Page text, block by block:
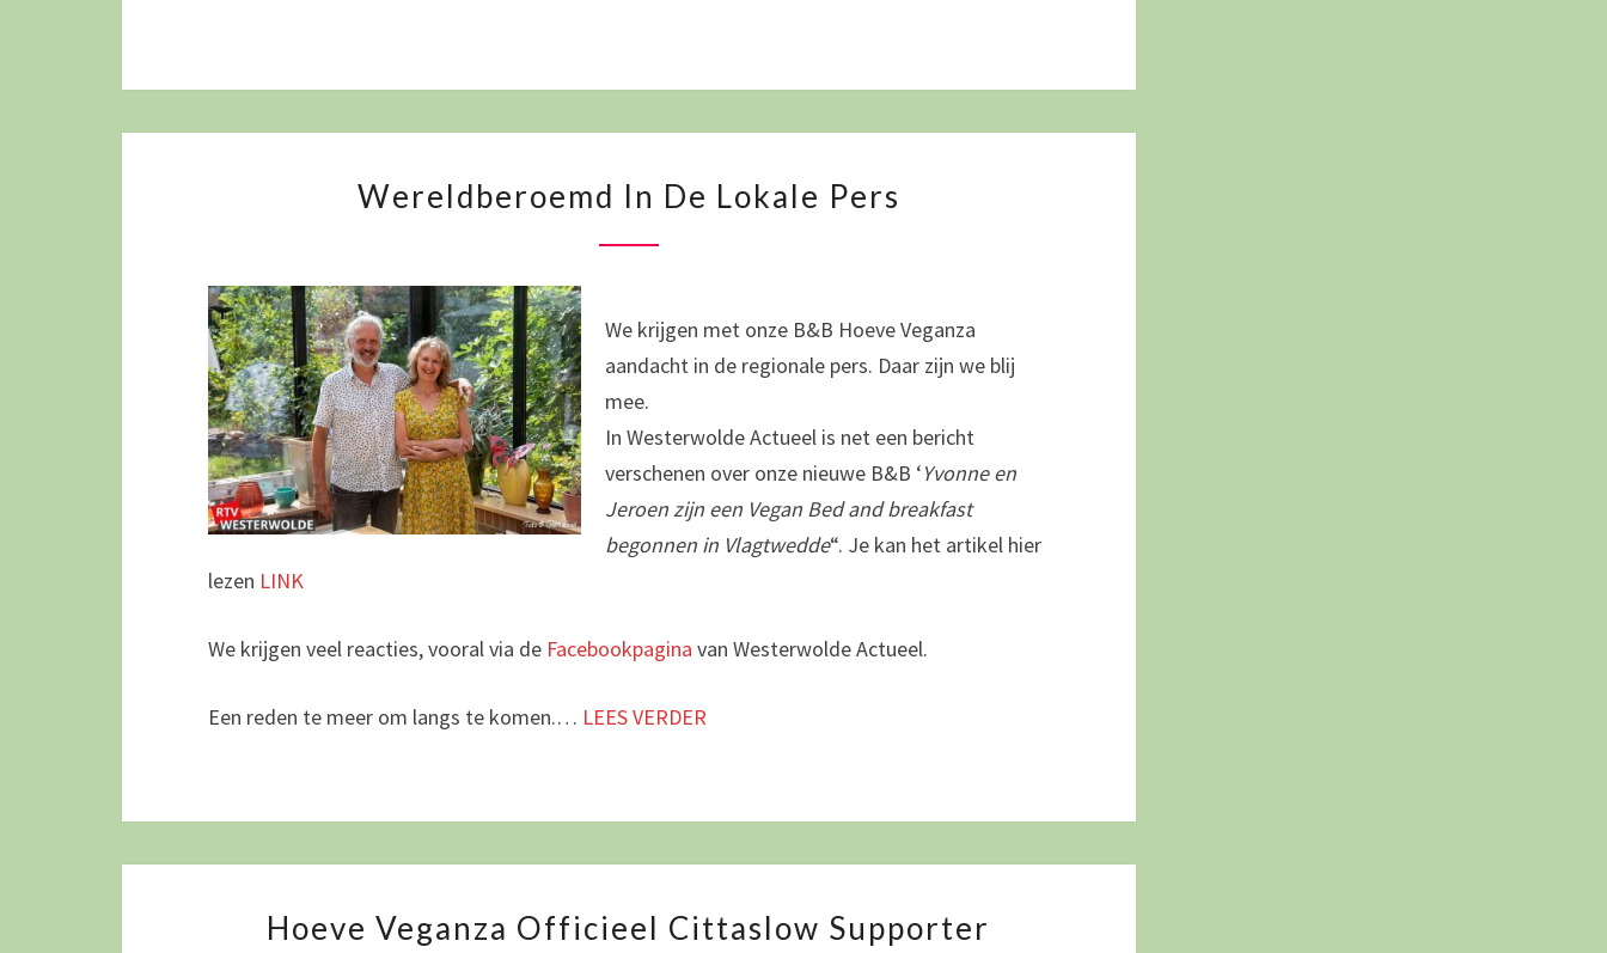
IN
DE
Wereldberoemd In De Lokale Pers
We krijgen met onze B&B Hoeve Veganza
aandacht in de regionale pers. Daar zijn we blij
mee.
In Westerwolde Actueel is net een bericht
verschenen over onze nieuwe B&B ‘Yvonne en
Jeroen zijn een Vegan Bed and breakfast
begonnen in Vlagtwedde“. Je kan het artikel hier
lezen LINK
We krijgen veel reacties, vooral via de Facebookpagina van Westerwolde Actueel.
Een reden te meer om langs te komen.… LEES VERDER
VEGANZA
Hoeve Veganza Officieel Cittaslow Supporter